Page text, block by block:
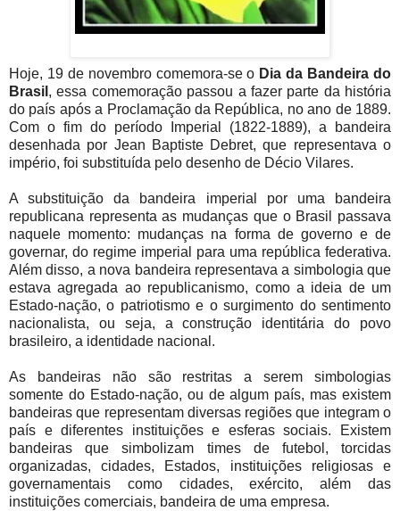
Hoje, 19 de novembro comemora-se o Dia da Bandeira do
Brasil , essa comemoração passou a fazer parte da história
do país após a Proclamação da República, no ano de 1889.
Com o fim do período Imperial (1822-1889), a bandeira
desenhada por Jean Baptiste Debret, que representava o
império, foi substituída pelo desenho de Décio Vilares.
A substituição da bandeira imperial por uma bandeira
republicana representa as mudanças que o Brasil passava
naquele momento: mudanças na forma de governo e de
governar, do regime imperial para uma república federativa.
Além disso, a nova bandeira representava a simbologia que
estava agregada ao republicanismo, como a ideia de um
Estado-nação, o patriotismo e o surgimento do sentimento
nacionalista, ou seja, a construção identitária do povo
brasileiro, a identidade nacional.
As bandeiras não são restritas a serem simbologias
somente do Estado-nação, ou de algum país, mas existem
bandeiras que representam diversas regiões que integram o
país e diferentes instituições e esferas sociais. Existem
bandeiras que simbolizam times de futebol, torcidas
organizadas, cidades, Estados, instituições religiosas e
governamentais como cidades, exército, além das
instituições comerciais, bandeira de uma empresa.